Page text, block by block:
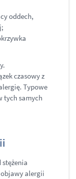
oddech,
czasowy z
Typowe
tych samych
stężenia
alergii